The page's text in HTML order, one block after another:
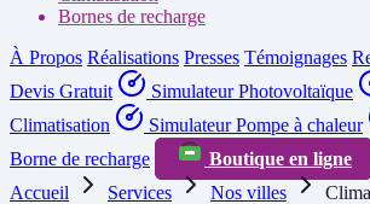
Bornes de recharge
À Propos Réalisations Presses Témoignages
Devis Gratuit
Simulateur Photovoltaïque
Climatisation
Simulateur Pompe à chaleur
Borne de recharge
Boutique en ligne
Accueil
Services Nos villes